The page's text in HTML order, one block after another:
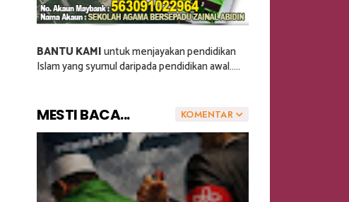
BANTU KAMIuntuk menjayakan pendidikan
Islam yang syumul daripada pendidikan awal.....
KOMENTAR
MESTI BACA...